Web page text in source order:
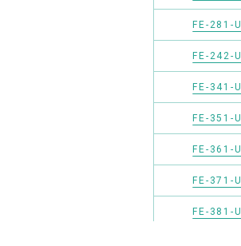
FE-281-U
FE-242-U
FE-341-U
FE-351-U
FE-361-U
FE-371-U
FE-381-U